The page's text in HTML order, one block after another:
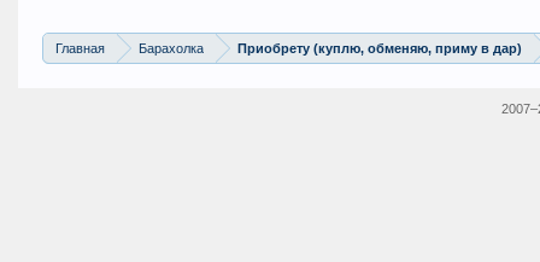
Главная Барахолка Приобрету (куплю, обменяю, приму в дар)
2007–